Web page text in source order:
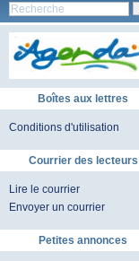
Boîtes aux lettres
Conditions d'utilisation
Courrier des lecteurs
Lire le courrier
Envoyer un courrier
Petites annonces